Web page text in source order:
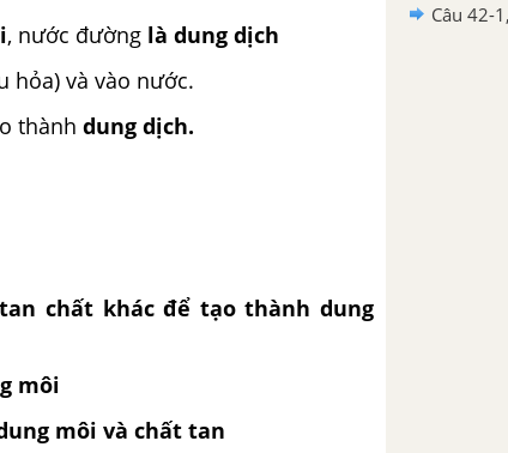
, nước đường là dung dịch
hỏa) và vào nước.
thành dung dịch.
chất khác để tạo thành dung
môi
môi và chất tan